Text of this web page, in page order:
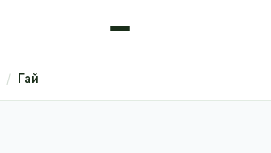
Гай